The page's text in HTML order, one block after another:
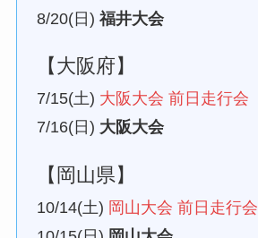
8/20(日)福井大会
【大阪府】
7/15(土) 大阪大会 前日走行会
7/16(日) 大阪大会
【岡山県】
10/14(土) 岡山大会 前日走行会